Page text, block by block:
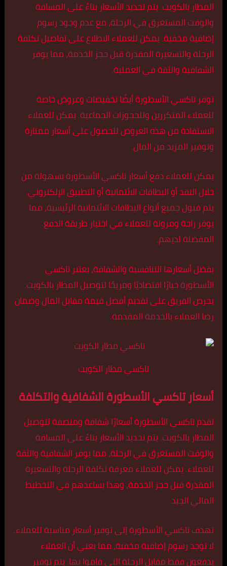
المطار بالكويت. يتم تحديد الأسعار بناءً على المسافة
والوقت المستغرق في الرحلة، مع عدم وجود رسوم
إضافية مخفية. يمكن للعملاء الاطلاع على تفاصيل تكلفة
الرحلة والتسعيرة المقدرة قبل حجز الخدمة، مما يوفر
الشفافية والثقة في العملية.
توفر تاكسي الأسطورة أيضًا تخفيضات وعروض خاصة
للعملاء المتكررين وللحجوزات الجماعية. يمكن للعملاء
الاستفادة من هذه العروض للحصول على أسعار ممتازة
وتوفير المزيد من المال.
يمكن للعملاء دفع أسعار تاكسي الأسطورة بسهولة من
خلال النقد أو البطاقات الائتمانية أو التطبيق الإلكتروني.
يتم قبول جميع أنواع البطاقات الائتمانية الرئيسية، مما
يوفر راحة ومرونة للعملاء في اختيار طريقة الدفع
المفضلة لديهم.
بفضل أسعارها التنافسية والشفافة، يعتبر تاكسي
الأسطورة خيارًا اقتصاديًا ومريحًا لتوصيل المطار بالكويت.
يحرص الفريق على تقديم أفضل قيمة مقابل المال وضمان
رضا العملاء بالخدمة المقدمة.
تاكسي مطار الكويت
أسعار تاكسي الأسطورة الشفافية والتكلفة
تقدم تاكسي الأسطورة أسعارًا شفافة ومنصفة لتوصيل
المطار بالكويت. يتم تحديد الأسعار بناءً على المسافة
والوقت المستغرق في الرحلة، مما يوفر الشفافية والثقة
للعملاء. يمكن للعملاء معرفة تكلفة الرحلة والتسعيرة
المقدرة قبل حجز الخدمة، وهذا يساعدهم في التخطيط
المالي الجيد.
تهدف تاكسي الأسطورة إلى توفير أسعار مناسبة للعملاء.
لا توجد رسوم إضافية مخفية، مما يعني أن العملاء
يدفعون فقط مقابل الرحلة التي قاموا بها. يتم توفير